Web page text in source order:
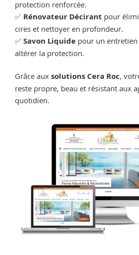
protection renforcée.
✅ Rénovateur Décirant pour
cires et nettoyer en profondeur.
✅ Savon Liquide pour un
altérer la protection.
Grâce aux solutions Cera Roc,
reste propre, beau et résistant aux
quotidien.